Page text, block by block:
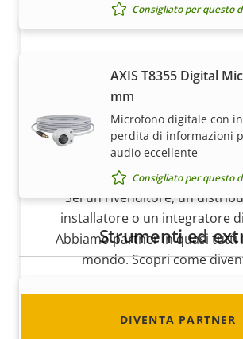
Consigliato per questo
AXIS T8355 Digital
mm
Microfono digitale con
perdita di informazioni
audio eccellente
Consigliato per questo
Strumenti ed
AXIS Bird Control
Mantieni pulite le
Diventa partner
Sei un rivenditore, un
installatore o un integratore
Abbiamo partner in quasi tutti
mondo. Scopri come
DIVENTA PARTNER